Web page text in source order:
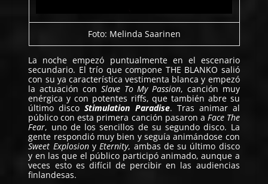
Foto: Melinda Saarinen
La noche empezó puntualmente en el escenario
secundario. El trío que compone THE BLANKO salió
con su ya característica vestimenta blanca y empezó
la actuación con Slave To My Passion, canción muy
enérgica y con potentes riffs, que también abre su
último discoStimulation Paradise. Tras animar al
público con esta primera canción pasaron a Face The
Fear, uno de los sencillos de su segundo disco. La
gente respondió muy bien y seguía animándose con
Sweet ExplosionyEternity, ambas de su último disco
y en las que el público participó animado, aunque a
veces esto es difícil de percibir en las audiencias
finlandesas.